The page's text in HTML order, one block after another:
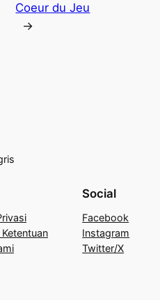
Coeur du Jeu
→
Social
Facebook
Instagram
Twitter/X